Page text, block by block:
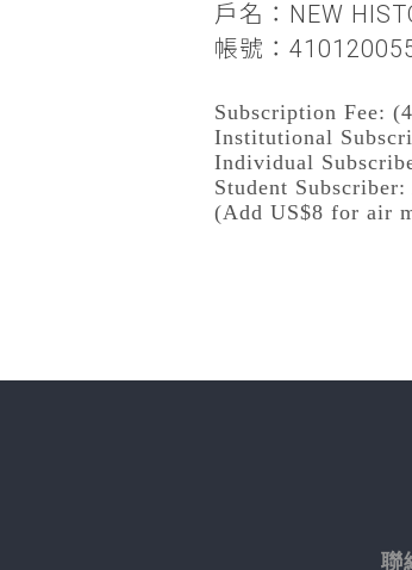
戶名：NEW
帳號：
Subscription Fee:
Institutional
Individual
Student
(Add US$8 for air
聯